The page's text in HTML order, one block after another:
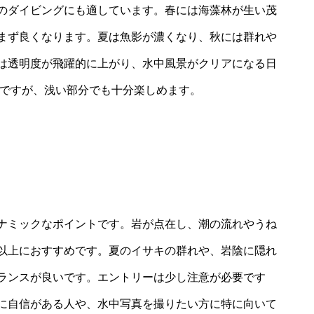
イビングにも適しています。春には海藻林が生い茂
良くなります。夏は魚影が濃くなり、秋には群れや
明度が飛躍的に上がり、水中風景がクリアになる日
すが、浅い部分でも十分楽しめます。
ックなポイントです。岩が点在し、潮の流れやうね
におすすめです。夏のイサキの群れや、岩陰に隠れ
スが良いです。エントリーは少し注意が必要です
信がある人や、水中写真を撮りたい方に特に向いて